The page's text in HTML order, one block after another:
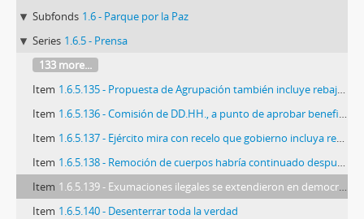
Subfonds 1.6 - Parque por la Paz
Series 1.6.5 - Prensa
133 more...
Item 1.6.5.135 - Propuesta de Agrupación también incluye rebaja de penas
Item 1.6.5.136 - Comisión de DD.HH., a punto de aprobar beneficio para reos por terrorismo
Item 1.6.5.137 - Ejército mira con recelo que gobierno incluya remociones en propuesta de DD.HH
Item 1.6.5.138 - Remoción de cuerpos habría continuado después de 1990
Item 1.6.5.139 - Exumaciones ilegales se extendieron en democracia
Item 1.6.5.140 - Desenterrar toda la verdad